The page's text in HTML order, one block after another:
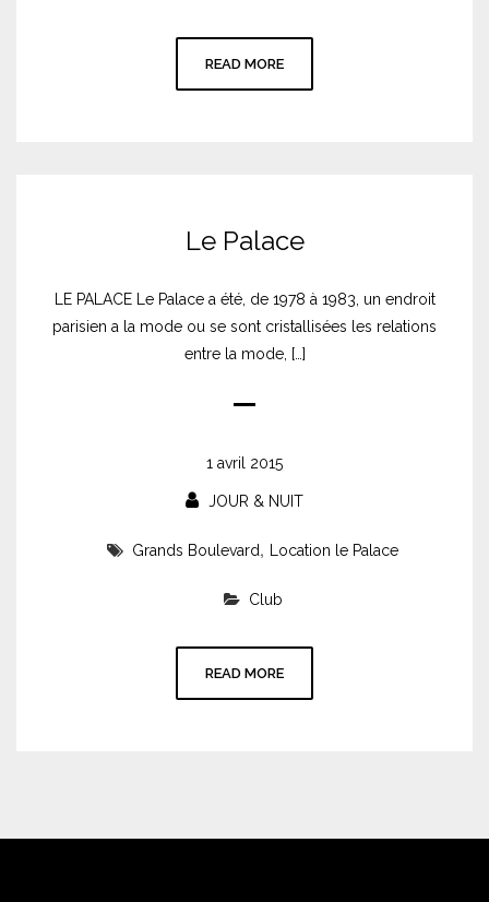
READ MORE
Le Palace
LE PALACE Le Palace a été, de 1978 à 1983, un endroit
parisien a la mode ou se sont cristallisées les relations
entre la mode, […]
1 avril 2015
JOUR & NUIT
Grands Boulevard, Location le Palace
Club
READ MORE